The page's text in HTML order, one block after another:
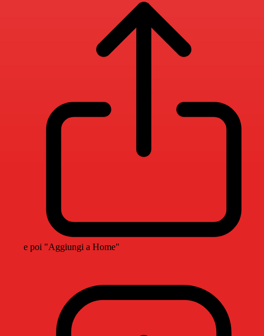
e poi "Aggiungi a Home"